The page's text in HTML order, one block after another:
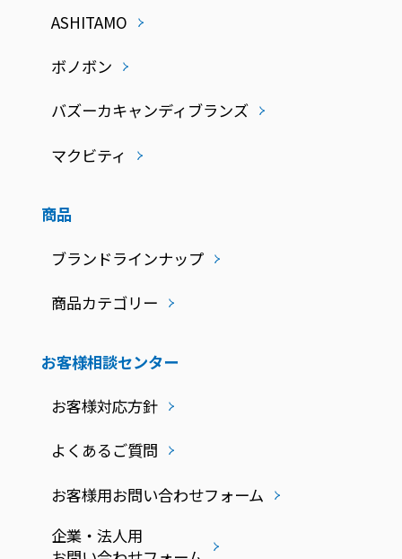
ASHITAMO
ボノボン
バズーカキャンディブランズ
マクビティ
商品
ブランドラインナップ
商品カテゴリー
お客様相談センター
お客様対応方針
よくあるご質問
お客様用お問い合わせフォーム
企業・法人用